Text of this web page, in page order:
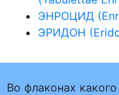
ЭНРОЦИД
ЭРИДОН
Во флаконах